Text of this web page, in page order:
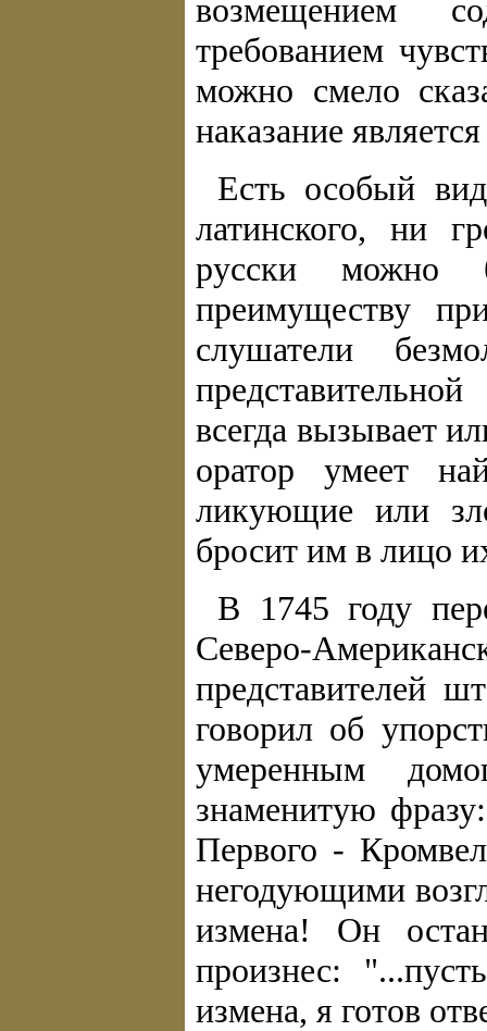
возмещением
требованием
можно смело
наказание
Есть особый
латинского, ни
русски можно
преимуществу
слушатели
всегда вызывает
оратор умеет
ликующие или
бросит им в лицо
В 1745 году
Северо-
представителей
говорил об
умеренным
знаменитую
Первого -
негодующими
измена! Он
произнес:
измена, я готов